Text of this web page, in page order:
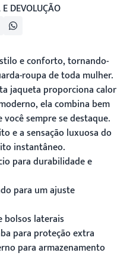
DEVOLUÇÃO
e conforto, tornando-
roupa de toda mulher.
jaqueta proporciona calor
ela combina bem
sempre se destaque.
e a sensação luxuosa do
instantâneo.
para durabilidade e
para um ajuste
bolsos laterais
para proteção extra
para armazenamento